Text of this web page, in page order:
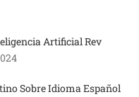
Artificial Rev
Sobre Idioma Español